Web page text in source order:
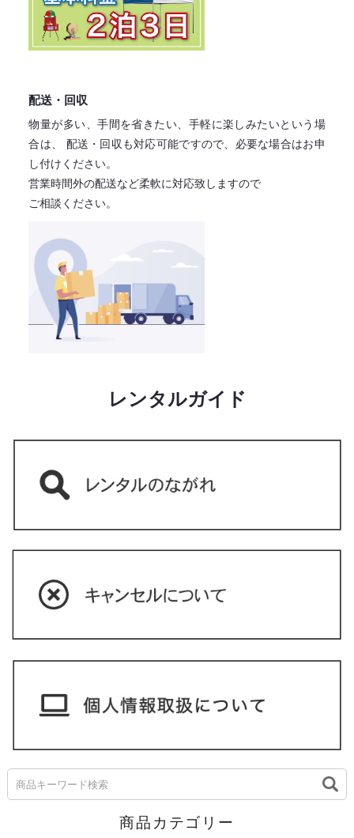
商品カテゴリー
配送・回収
物量が多い、手間を省きたい、手軽に楽しみたいという場
合は、
配送・回収も対応可能ですので、必要な場合はお申
し付けください。
営業時間外の配送など柔軟に対応致しますので
ご相談ください。
レンタルガイド